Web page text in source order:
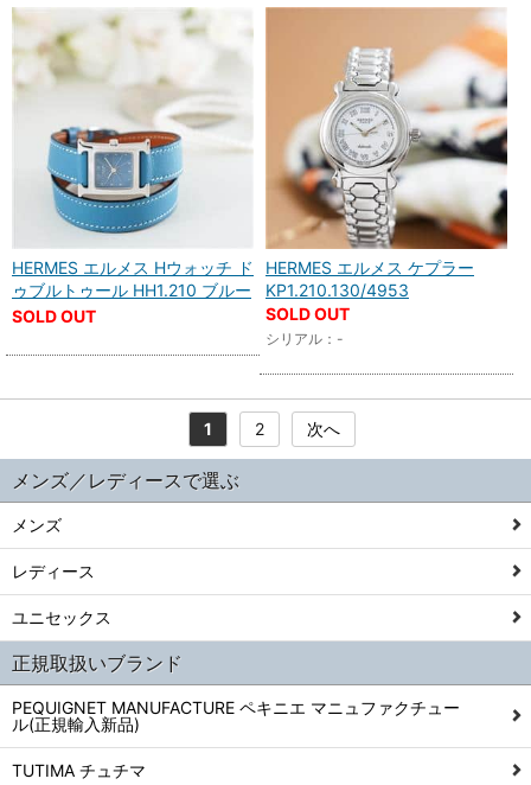
HERMES エルメス Hウォッチ ド
ゥブルトゥール HH1.210 ブルー
SOLD OUT
HERMES エルメス ケプラー
KP1.210.130/4953
SOLD OUT
シリアル：-
1 2 次へ
メンズ／レディースで選ぶ
メンズ
レディース
ユニセックス
正規取扱いブランド
PEQUIGNET MANUFACTURE ペキニエ マニュファクチュー
ル(正規輸入新品)
TUTIMA チュチマ